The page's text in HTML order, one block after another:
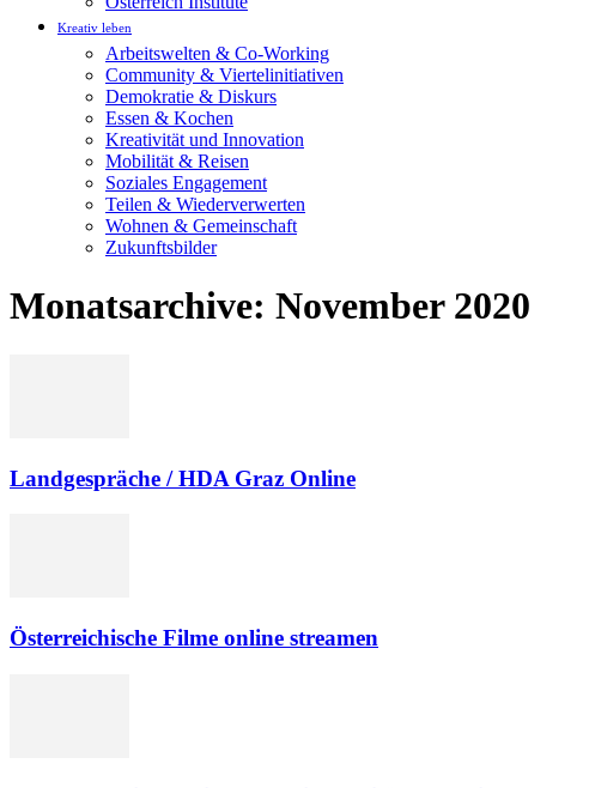
Kreativ leben
Arbeitswelten & Co-Working
Community & Viertelinitiativen
Demokratie & Diskurs
Essen & Kochen
Kreativität und Innovation
Mobilität & Reisen
Soziales Engagement
Teilen & Wiederverwerten
Wohnen & Gemeinschaft
Zukunftsbilder
Monatsarchive: November 2020
Landgespräche / HDA Graz Online
Österreichische Filme online streamen